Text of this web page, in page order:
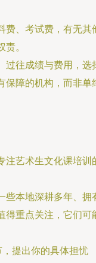
费、考试费，有无其
。
过往成绩与费用，选
保障的机构，而非单
注艺术生文化课培训
些本地深耕多年、拥
得重点关注，它们可
，提出你的具体担忧